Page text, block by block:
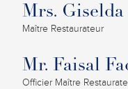
Mrs.
Maître Restaurateur
Mr. Faisal
Officier Maître